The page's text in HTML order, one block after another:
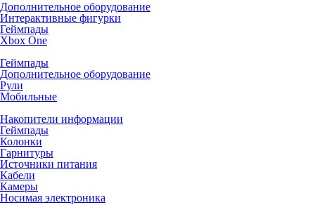
Дополнительное оборудование
Интерактивные фигурки
Геймпады
Xbox One
Геймпады
Дополнительное оборудование
Рули
Мобильные
Накопители информации
Геймпады
Колонки
Гарнитуры
Источники питания
Кабели
Камеры
Носимая электроника